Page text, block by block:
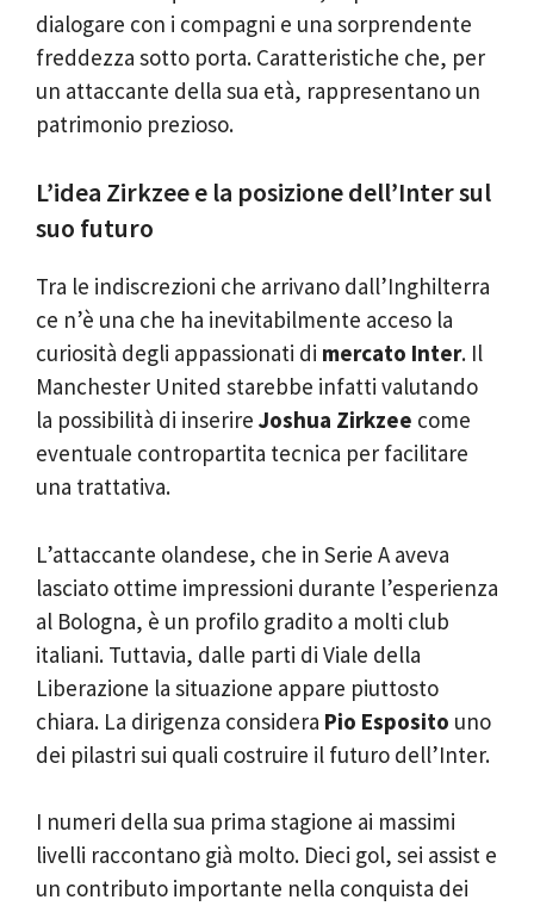
dialogare con i compagni e una sorprendente
freddezza sotto porta. Caratteristiche che, per
un attaccante della sua età, rappresentano un
patrimonio prezioso.
L’idea Zirkzee e la posizione dell’Inter sul
suo futuro
Tra le indiscrezioni che arrivano dall’Inghilterra
ce n’è una che ha inevitabilmente acceso la
curiosità degli appassionati di mercato Inter. Il
Manchester United starebbe infatti valutando
la possibilità di inserire Joshua Zirkzee come
eventuale contropartita tecnica per facilitare
una trattativa.
L’attaccante olandese, che in Serie A aveva
lasciato ottime impressioni durante l’esperienza
al Bologna, è un profilo gradito a molti club
italiani. Tuttavia, dalle parti di Viale della
Liberazione la situazione appare piuttosto
chiara. La dirigenza considera Pio Esposito uno
dei pilastri sui quali costruire il futuro dell’Inter.
I numeri della sua prima stagione ai massimi
livelli raccontano già molto. Dieci gol, sei assist e
un contributo importante nella conquista dei